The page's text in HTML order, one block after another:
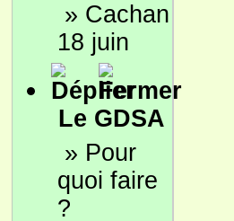
» Cachan
18 juin
Le GDSA
» Pour
quoi faire
?